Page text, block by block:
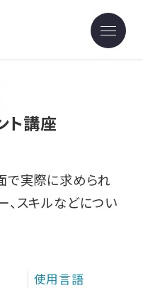
ト講座
で実際に求められ
、スキルなどについ
使用言語